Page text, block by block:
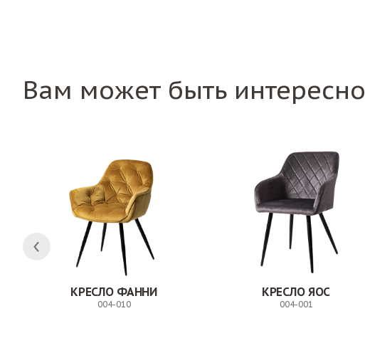
Вам может быть интересно
КРЕСЛО ФАННИ
004-010
КРЕСЛО ЯОС
004-001